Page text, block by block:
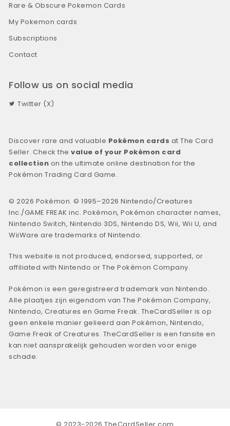
Rare & Obscure Pokemon Cards
My Pokemon cards
Subscriptions
Contact
Follow us on social media
Twitter (X)
Discover rare and valuable Pokémon cards at The Card
Seller. Check thevalue of your Pokémon card
collection on the ultimate online destination for the
Pokémon Trading Card Game.
© 2026 Pokémon. © 1995–2026 Nintendo/Creatures
Inc./GAME FREAK inc. Pokémon, Pokémon character names,
Nintendo Switch, Nintendo 3DS, Nintendo DS, Wii, Wii U, and
WiiWare are trademarks of Nintendo.
This website is not produced, endorsed, supported, or
affiliated with Nintendo or The Pokémon Company.
Pokémon is een geregistreerd trademark van Nintendo.
Alle plaatjes zijn eigendom van The Pokémon Company,
Nintendo, Creatures en Game Freak. TheCardSeller is op
geen enkele manier gelieerd aan Pokémon, Nintendo,
Game Freak of Creatures. TheCardSeller is een fansite en
kan niet aansprakelijk gehouden worden voor enige
schade.
© 2023-2026 TheCardSeller.com